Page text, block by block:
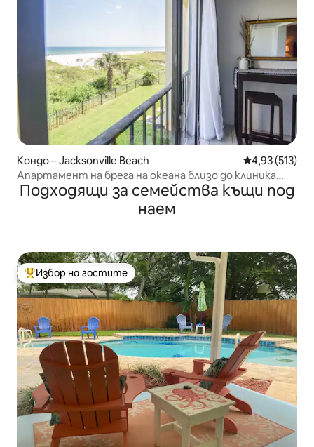
Кондо – Jacksonville Beach Средна
4,93 (513)
Апартамент на брега на океана близо до клиника
Майо
Подходящи за семейства къщи под
наем
Най-популярен избор на гостите
Избор на гостите